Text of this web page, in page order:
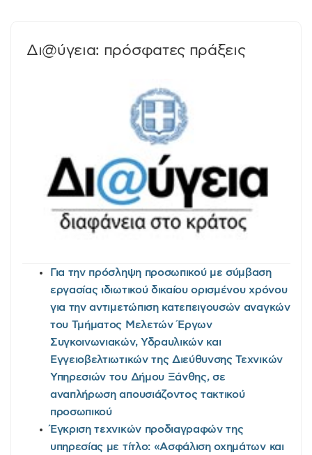
Δι@ύγεια: πρόσφατες πράξεις
Για την πρόσληψη προσωπικού με σύμβαση
εργασίας ιδιωτικού δικαίου ορισμένου χρόνου
για την αντιμετώπιση κατεπειγουσών αναγκών
του Τμήματος Μελετών Έργων
Συγκοινωνιακών, Υδραυλικών και
Εγγειοβελτιωτικών της Διεύθυνσης Τεχνικών
Υπηρεσιών του Δήμου Ξάνθης, σε
αναπλήρωση απουσιάζοντος τακτικού
προσωπικού
Έγκριση τεχνικών προδιαγραφών της
υπηρεσίας με τίτλο: «Ασφάλιση οχημάτων και